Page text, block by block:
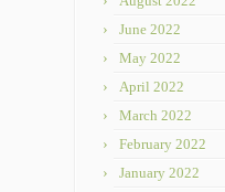
June 2022
May 2022
April 2022
March 2022
February 2022
January 2022